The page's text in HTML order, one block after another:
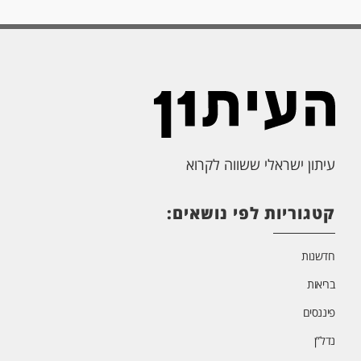
עיתון ישראלי ששווה לקרוא
קטגוריות לפי נושאים:
חדשנות
בריאות
פיננסים
נדל”ן